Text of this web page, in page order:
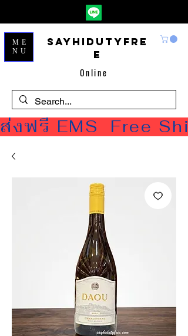
Sayhidutyfre
e
Online
ME
NU
ส่งฟรี EMS  Free